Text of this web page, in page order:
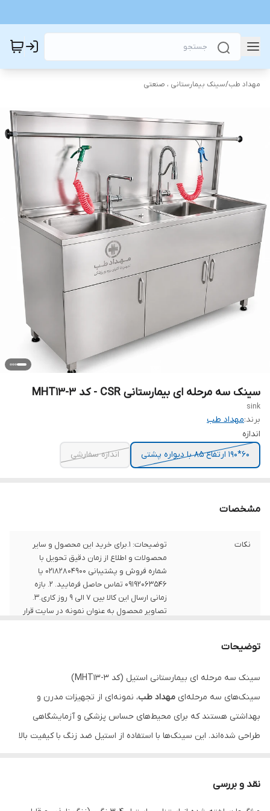
مهداد طب/سینک بیمارستانی ، صنعتی
سینک سه مرحله ای بیمارستانی CSR - کد MHT13-3
sink
برند:مهداد طب
اندازه
60*190 ارتفاع 85 با دیواره پشتی
اندازه سفارشی
مشخصات
نکات
توضیحات: 1.برای خرید این محصول و سایر
محصولات و اطلاع از زمان دقیق تحویل با
شماره فروش و پشتیبانی 02182804900 یا
09192063546 تماس حاصل فرمایید. 2. بازه
زمانی ارسال این کالا بین 7 الی 9 روز کاری.3.
تصاویر محصول به عنوان نمونه در سایت قرار
توضیحات
سینک سه مرحله ای بیمارستانی استیل (کد MHT13-3)
سینک‌های سه مرحله‌ای مهداد طب، نمونه‌ای از تجهیزات مدرن و
بهداشتی هستند که برای محیط‌های حساس پزشکی و آزمایشگاهی
طراحی شده‌اند. این سینک‌ها با استفاده از استیل ضد زنگ با کیفیت بالا
کلیک کنید
نقد و بررسی